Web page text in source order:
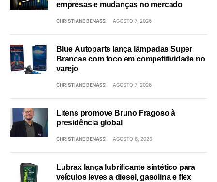
empresas e mudanças no mercado
CHRISTIANE BENASSI AGOSTO 7, 2026
Blue Autoparts lança lâmpadas Super
Brancas com foco em competitividade no
varejo
CHRISTIANE BENASSI AGOSTO 7, 2026
Litens promove Bruno Fragoso à
presidência global
CHRISTIANE BENASSI AGOSTO 6, 2026
Lubrax lança lubrificante sintético para
veículos leves a diesel, gasolina e flex